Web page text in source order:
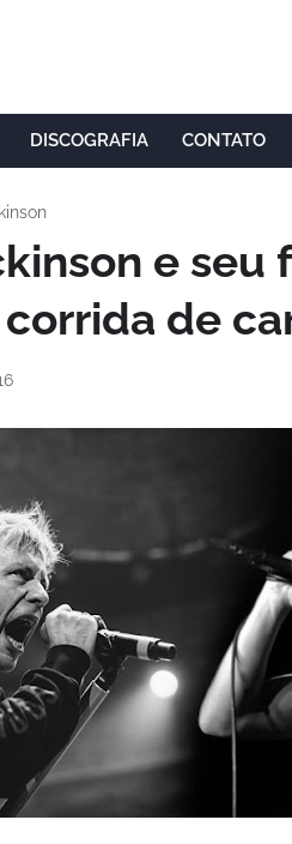
DISCOGRAFIA CONTATO
e seu
de